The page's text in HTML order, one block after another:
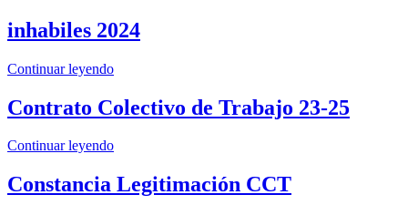
inhabiles 2024
Continuar leyendo
Contrato Colectivo de Trabajo 23-25
Continuar leyendo
Constancia Legitimación CCT